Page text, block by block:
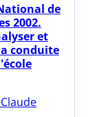
de
2002.
et
conduite